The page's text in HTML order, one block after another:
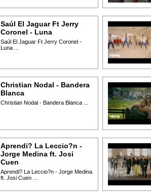
Saúl El Jaguar Ft Jerry
Coronel - Luna
Saúl El Jaguar Ft Jerry Coronel -
Luna ...
Christian Nodal - Bandera
Blanca
Christian Nodal - Bandera Blanca ...
Aprendi? La Leccio?n -
Jorge Medina ft. Josi
Cuen
Aprendi? La Leccio?n - Jorge Medina
ft. Josi Cuen ...